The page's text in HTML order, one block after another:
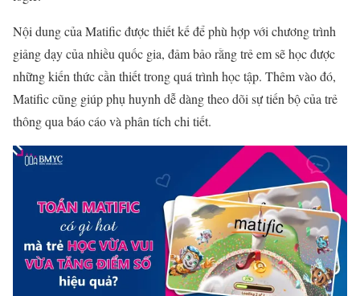
Nội dung của Matific được thiết kế để phù hợp với chương trình
giảng dạy của nhiều quốc gia, đảm bảo rằng trẻ em sẽ học được
những kiến thức cần thiết trong quá trình học tập. Thêm vào đó,
Matific cũng giúp phụ huynh dễ dàng theo dõi sự tiến bộ của trẻ
thông qua báo cáo và phân tích chi tiết.